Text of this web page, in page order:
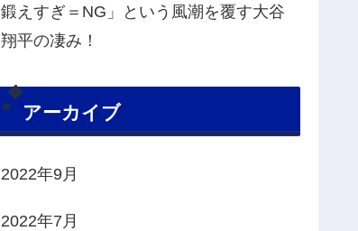
鍛えすぎ＝NG」という風潮を覆す大谷
翔平の凄み！
アーカイブ
2022年9月
2022年7月